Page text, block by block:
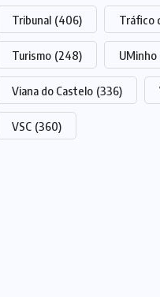
Tribunal (406) Tráfico
Turismo (248) UMinho
Viana do Castelo (336)
VSC (360)